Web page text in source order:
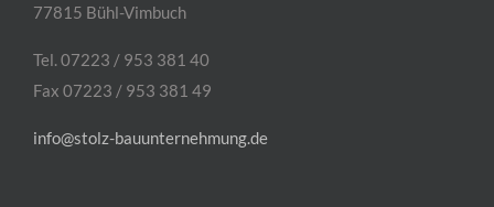
77815 Bühl-Vimbuch
Tel. 07223 / 953 381 40
Fax 07223 / 953 381 49
info@stolz-bauunternehmung.de